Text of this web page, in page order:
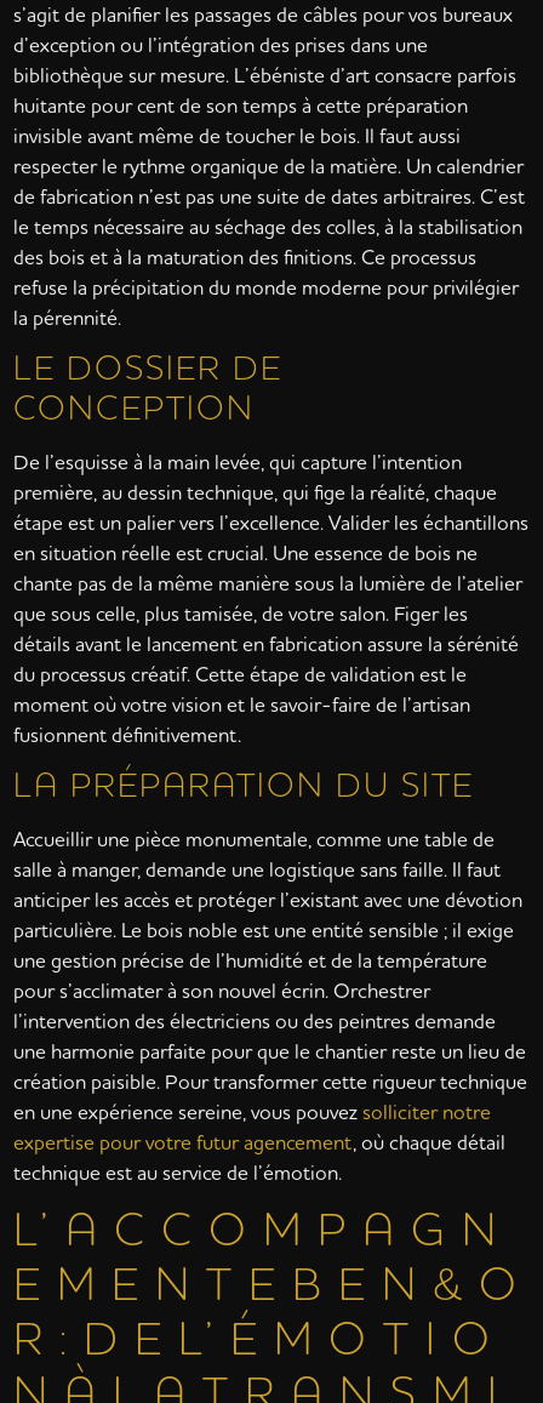
s’agit de planifier les passages de câbles pour vos bureaux
d’exception ou l’intégration des prises dans une
bibliothèque sur mesure. L’ébéniste d’art consacre parfois
huitante pour cent de son temps à cette préparation
invisible avant même de toucher le bois. Il faut aussi
respecter le rythme organique de la matière. Un calendrier
de fabrication n’est pas une suite de dates arbitraires. C’est
le temps nécessaire au séchage des colles, à la stabilisation
des bois et à la maturation des finitions. Ce processus
refuse la précipitation du monde moderne pour privilégier
la pérennité.
LE DOSSIER DE
CONCEPTION
De l’esquisse à la main levée, qui capture l’intention
première, au dessin technique, qui fige la réalité, chaque
étape est un palier vers l’excellence. Valider les échantillons
en situation réelle est crucial. Une essence de bois ne
chante pas de la même manière sous la lumière de l’atelier
que sous celle, plus tamisée, de votre salon. Figer les
détails avant le lancement en fabrication assure la sérénité
du processus créatif. Cette étape de validation est le
moment où votre vision et le savoir-faire de l’artisan
fusionnent définitivement.
LA PRÉPARATION DU SITE
Accueillir une pièce monumentale, comme une table de
salle à manger, demande une logistique sans faille. Il faut
anticiper les accès et protéger l’existant avec une dévotion
particulière. Le bois noble est une entité sensible ; il exige
une gestion précise de l’humidité et de la température
pour s’acclimater à son nouvel écrin. Orchestrer
l’intervention des électriciens ou des peintres demande
une harmonie parfaite pour que le chantier reste un lieu de
création paisible. Pour transformer cette rigueur technique
en une expérience sereine, vous pouvezsolliciter notre
expertise pour votre futur agencement , où chaque détail
technique est au service de l’émotion.
L’ A C C O M P A G N
E M E N T E B E N & O
R : D E L’ É M O T I O